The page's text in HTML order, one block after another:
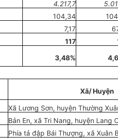
4.217,7
104,34
7,17
117
3,48%
Xã/ Huyện
Xã Lương Sơn, huyện Thường
Bản En, xã Tri Nang, huyện Lang
Phía tả đập Bái Thượng, xã Xuân